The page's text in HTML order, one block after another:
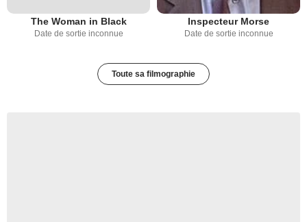
The Woman in Black
Date de sortie inconnue
Inspecteur Morse
Date de sortie inconnue
Toute sa filmographie